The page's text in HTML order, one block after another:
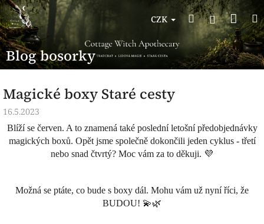
Přejít
na
obsah
CZK Hledat
Blog bosorky
Magické boxy Staré cesty
16.5.2023
Blíží se červen. A to znamená také poslední letošní předobjednávky
magických boxů. Opět jsme společně dokončili jeden cyklus - třetí
nebo snad čtvrtý? Moc vám za to děkuji. 💜
Možná se ptáte, co bude s boxy dál. Mohu vám už nyní říci, že
BUDOU! 💫🌿